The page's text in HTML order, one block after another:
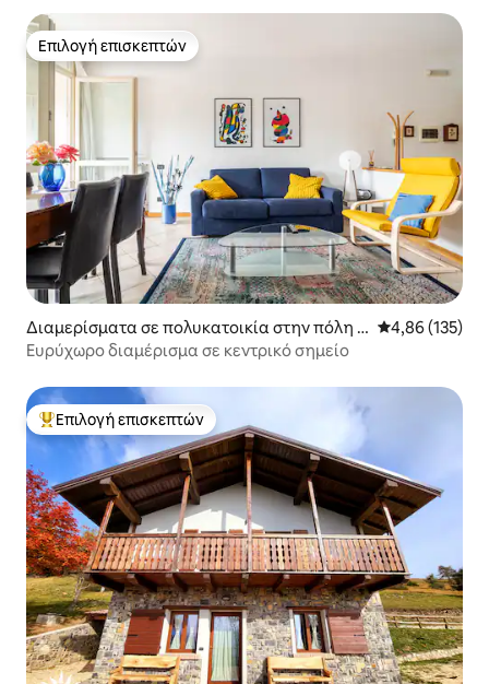
Επιλογή επισκεπτών
Επιλογή επισκεπτών
Διαμερίσματα σε πολυκατοικία στην πόλη Is
eo
Μέση
4,86 (135)
Ευρύχωρο διαμέρισμα σε κεντρικό σημείο
Κορυφαία επιλογή επισκεπτών
Επιλογή επισκεπτών